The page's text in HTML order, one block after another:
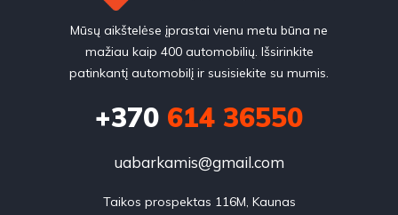
Mūsų aikštelėse įprastai vienu metu būna ne
mažiau kaip 400 automobilių. Išsirinkite
patinkantį automobilį ir susisiekite su mumis.
+370 614 36550
uabarkamis@gmail.com
Taikos prospektas 116M, Kaunas